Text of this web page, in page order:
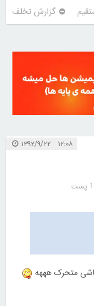
گزارش تخلف
۱۲:۰۸ ۱۳۹۲/۹/۲۲
متحرک هههه